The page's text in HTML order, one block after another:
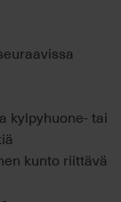
kylpyhuone- tai
kunto riittävä